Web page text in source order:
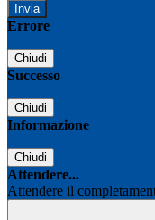
Errore
Chiudi
Successo
Chiudi
Informazione
Chiudi
Attendere...
Attendere il